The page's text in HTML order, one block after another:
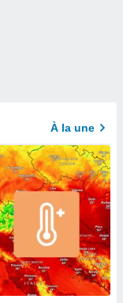
À la une